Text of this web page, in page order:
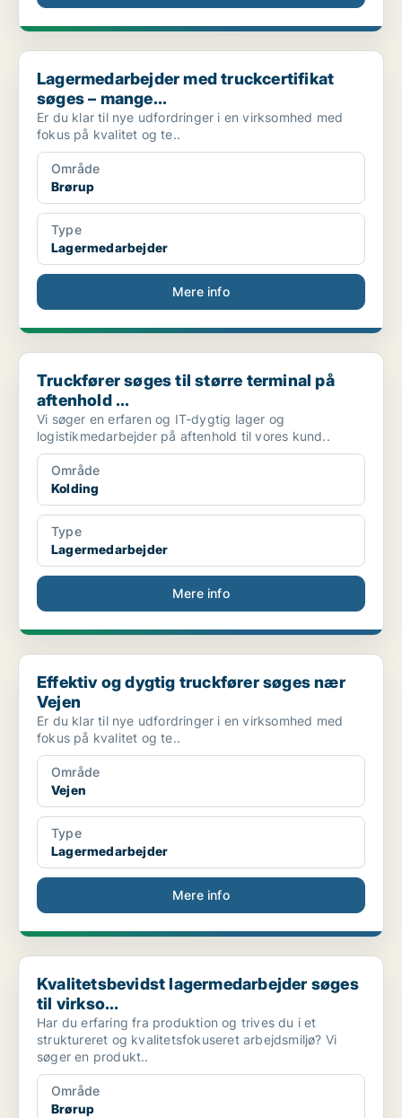
Lagermedarbejder med truckcertifikat søges – mange...
Lagermedarbejder med truckcertifikat
søges – mange...
Er du klar til nye udfordringer i en virksomhed med
fokus på kvalitet og te..
Område
Brørup
Type
Lagermedarbejder
Mere info
Truckfører søges til større terminal på aftenhold ...
Truckfører søges til større terminal på
aftenhold ...
Vi søger en erfaren og IT-dygtig lager og
logistikmedarbejder på aftenhold til vores kund..
Område
Kolding
Type
Lagermedarbejder
Mere info
Effektiv og dygtig truckfører søges nær Vejen
Effektiv og dygtig truckfører søges nær
Vejen
Er du klar til nye udfordringer i en virksomhed med
fokus på kvalitet og te..
Område
Vejen
Type
Lagermedarbejder
Mere info
Kvalitetsbevidst lagermedarbejder søges til virkso...
Kvalitetsbevidst lagermedarbejder søges
til virkso...
Har du erfaring fra produktion og trives du i et
struktureret og kvalitetsfokuseret arbejdsmiljø? Vi
søger en produkt..
Område
Brørup